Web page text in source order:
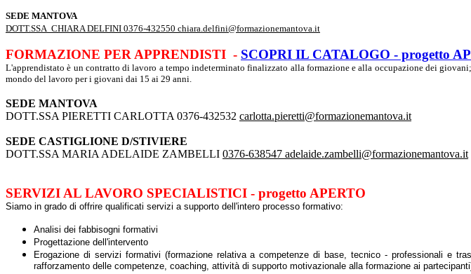
SEDE MANTOVA
DOTT.SSA CHIARA DELFINI 0376-432550 chiara.delfini@formazionemantova.it
FORMAZIONE PER APPRENDISTI - SCOPRI IL CATALOGO - progetto
L'apprendistato è un contratto di lavoro a tempo indeterminato finalizzato alla formazione e alla occupazione dei
mondo del lavoro per i giovani dai 15 ai 29 anni.
SEDE MANTOVA
DOTT.SSA PIERETTI CARLOTTA 0376-432532 carlotta.pieretti@formazionemantova.it
SEDE CASTIGLIONE D/STIVIERE
DOTT.SSA MARIA ADELAIDE ZAMBELLI 0376-638547 adelaide.zambelli@formazionemantova.it
SERVIZI AL LAVORO SPECIALISTICI - progetto APERTO
Siamo in grado di offrire qualificati servizi a supporto dell'intero processo formativo:
Analisi dei fabbisogni formativi
Progettazione dell'intervento
Erogazione di servizi formativi (formazione relativa a competenze di base, tecnico - professionali e
rafforzamento delle competenze, coaching, attività di supporto motivazionale alla formazione ai